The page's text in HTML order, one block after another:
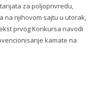
za poljoprivredu,
na njihovom sajtu u utorak,
prvog Konkursa navodi
kamate na